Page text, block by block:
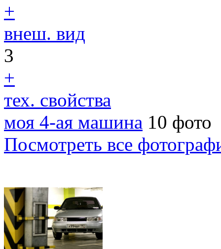
+
внеш. вид
3
+
тех. свойства
моя 4-ая машина 10 фото
Посмотреть все